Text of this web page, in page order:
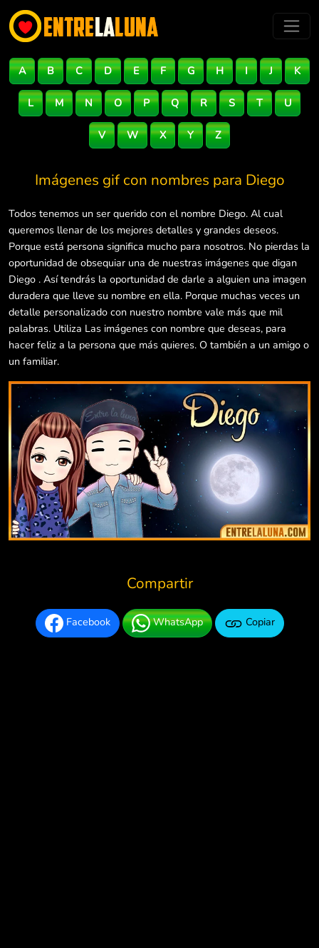
A B C D E F G H I J K
L M N O P Q R S T U
V W X Y Z
Imágenes gif con nombres para Diego
Todos tenemos un ser querido con el nombre Diego. Al cual
queremos llenar de los mejores detalles y grandes deseos.
Porque está persona significa mucho para nosotros. No pierdas la
oportunidad de obsequiar una de nuestras imágenes que digan
Diego . Así tendrás la oportunidad de darle a alguien una imagen
duradera que lleve su nombre en ella. Porque muchas veces un
detalle personalizado con nuestro nombre vale más que mil
palabras. Utiliza Las imágenes con nombre que deseas, para
hacer feliz a la persona que más quieres. O también a un amigo o
un familiar.
Compartir
Facebook WhatsApp Copiar